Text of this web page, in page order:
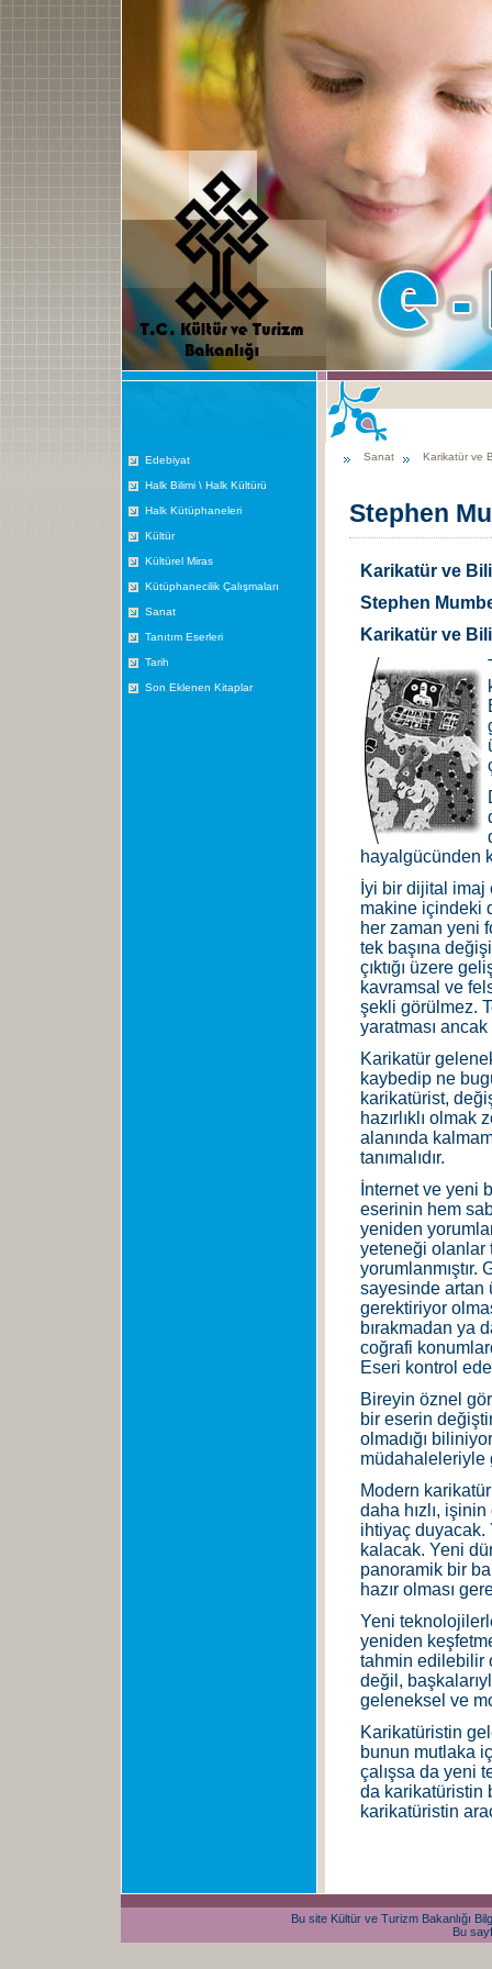
Edebiyat
Halk Bilimi \ Halk Kültürü
Halk Kütüphaneleri
Kültür
Kültürel Miras
Kütüphanecilik Çalışmaları
Sanat
Tanıtım Eserleri
Tarih
Son Eklenen Kitaplar
Sanat Karikatür ve
Stephen
Karikatür ve
Stephen
Karikatür ve
hayalgücünden
İyi bir dijital
makine içindeki
her zaman yeni
tek başına
çıktığı üzere
kavramsal ve
şekli görülmez.
yaratması
Karikatür
kaybedip ne
karikatürist,
hazırlıklı olmak
alanında
tanımalıdır.
İnternet ve yeni
eserinin hem
yeniden
yeteneği olanlar
yorumlanmıştır.
sayesinde artan
gerektiriyor
bırakmadan ya
coğrafi
Eseri kontrol
Bireyin öznel
bir eserin
olmadığı
müdahaleleriyle
Modern
daha hızlı,
ihtiyaç duyacak.
kalacak. Yeni
panoramik bir
hazır olması
Yeni
yeniden
tahmin edilebilir
değil,
geleneksel ve
Karikatüristin
bunun mutlaka
çalışsa da yeni
da karikatüristin
karikatüristin
Bu site Kültür ve Turizm Bakanlığı
Bu